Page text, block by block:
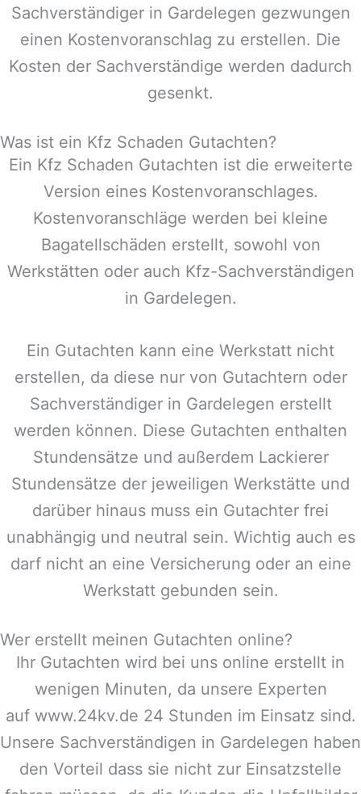
Sachverständiger in Gardelegen gezwungen
einen Kostenvoranschlag zu erstellen. Die
Kosten der Sachverständige werden dadurch
gesenkt.
Was ist ein Kfz Schaden Gutachten?
Ein Kfz Schaden Gutachten ist die erweiterte
Version eines Kostenvoranschlages.
Kostenvoranschläge werden bei kleine
Bagatellschäden erstellt, sowohl von
Werkstätten oder auch Kfz-Sachverständigen
in Gardelegen.
Ein Gutachten kann eine Werkstatt nicht
erstellen, da diese nur von Gutachtern oder
Sachverständiger in Gardelegen erstellt
werden können. Diese Gutachten enthalten
Stundensätze und außerdem Lackierer
Stundensätze der jeweiligen Werkstätte und
darüber hinaus muss ein Gutachter frei
unabhängig und neutral sein. Wichtig auch es
darf nicht an eine Versicherung oder an eine
Werkstatt gebunden sein.
Wer erstellt meinen Gutachten online?
Ihr Gutachten wird bei uns online erstellt in
wenigen Minuten, da unsere Experten
auf www.24kv.de 24 Stunden im Einsatz sind.
Unsere Sachverständigen in Gardelegen haben
den Vorteil dass sie nicht zur Einsatzstelle